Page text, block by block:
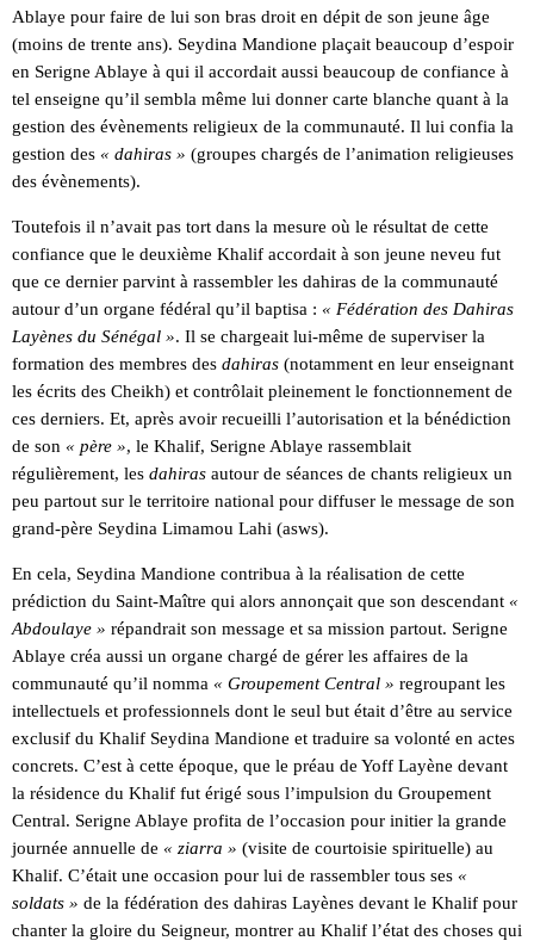
Ablaye pour faire de lui son bras droit en dépit de son jeune âge
(moins de trente ans). Seydina Mandione plaçait beaucoup d’espoir
en Serigne Ablaye à qui il accordait aussi beaucoup de confiance à
tel enseigne qu’il sembla même lui donner carte blanche quant à la
gestion des évènements religieux de la communauté. Il lui confia la
gestion des « dahiras » (groupes chargés de l’animation religieuses
des évènements).
Toutefois il n’avait pas tort dans la mesure où le résultat de cette
confiance que le deuxième Khalif accordait à son jeune neveu fut
que ce dernier parvint à rassembler les dahiras de la communauté
autour d’un organe fédéral qu’il baptisa : « Fédération des Dahiras
Layènes du Sénégal ». Il se chargeait lui-même de superviser la
formation des membres des dahiras (notamment en leur enseignant
les écrits des Cheikh) et contrôlait pleinement le fonctionnement de
ces derniers. Et, après avoir recueilli l’autorisation et la bénédiction
de son « père », le Khalif, Serigne Ablaye rassemblait
régulièrement, les dahiras autour de séances de chants religieux un
peu partout sur le territoire national pour diffuser le message de son
grand-père Seydina Limamou Lahi (asws).
En cela, Seydina Mandione contribua à la réalisation de cette
prédiction du Saint-Maître qui alors annonçait que son descendant «
Abdoulaye » répandrait son message et sa mission partout. Serigne
Ablaye créa aussi un organe chargé de gérer les affaires de la
communauté qu’il nomma « Groupement Central » regroupant les
intellectuels et professionnels dont le seul but était d’être au service
exclusif du Khalif Seydina Mandione et traduire sa volonté en actes
concrets. C’est à cette époque, que le préau de Yoff Layène devant
la résidence du Khalif fut érigé sous l’impulsion du Groupement
Central. Serigne Ablaye profita de l’occasion pour initier la grande
journée annuelle de « ziarra » (visite de courtoisie spirituelle) au
Khalif. C’était une occasion pour lui de rassembler tous ses «
soldats » de la fédération des dahiras Layènes devant le Khalif pour
chanter la gloire du Seigneur, montrer au Khalif l’état des choses qui